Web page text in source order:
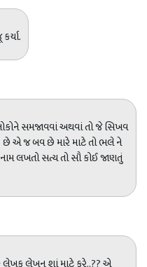
એ સાથે જ આપણી પોલ પણ
જોઈએ...
ને જ એની મહેનત નો શ્રેય આ
ઉત્સાહ જાગે...
સમજાવવાં અથવાં તો જે સિખવ
છે એ જ બવ છે મારે માટે તો ભલે ને
લખતો સત્ય તો સૌ કોઈ જાણતું